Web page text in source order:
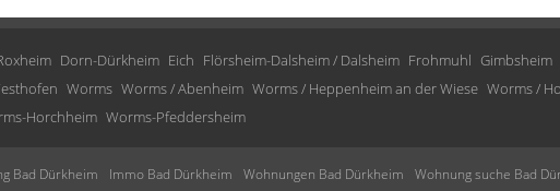
Dorn-Dürkheim Eich Flörsheim-Dalsheim / Dalsheim Frohmuhl Gimbsheim
Worms Worms / Abenheim Worms / Heppenheim an der Wiese Worms /
Horchheim Worms-Pfeddersheim
Bad Dürkheim Immo Bad Dürkheim Wohnungen Bad Dürkheim Wohnung suche Bad